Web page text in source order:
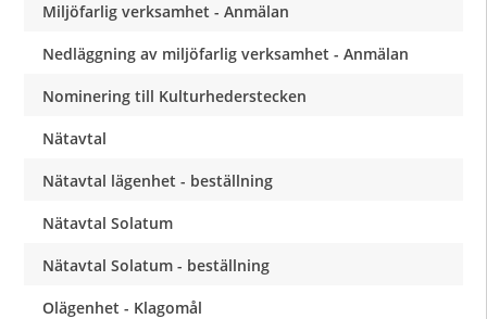
Miljöfarlig verksamhet - Anmälan
Nedläggning av miljöfarlig verksamhet - Anmälan
Nominering till Kulturhederstecken
Nätavtal
Nätavtal lägenhet - beställning
Nätavtal Solatum
Nätavtal Solatum - beställning
Olägenhet - Klagomål